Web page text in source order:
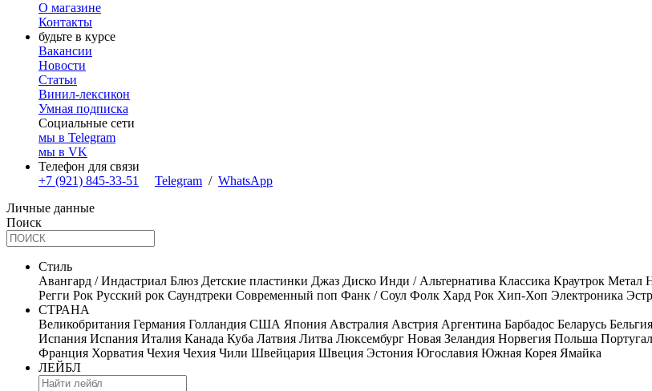
О магазине
Контакты
будьте в курсе
Вакансии
Новости
Статьи
Винил-лексикон
Умная подписка
Социальные сети
мы в Telegram
мы в VK
Телефон для связи
+7 (921) 845-33-51
Telegram / WhatsApp
Личные данные
Поиск
Стиль
Авангард / Индастриал Блюз Детские пластинки Джаз Диско Инди / Альтернатива Классика Краутрок Метал
Регги Рок Русский рок Саундтреки Современный поп Фанк / Соул Фолк Хард Рок Хип-Хоп Электроника
СТРАНА
Великобритания Германия Голландия США Япония Австралия Австрия Аргентина Барбадос Беларусь Бельгия
Испания Испания Италия Канада Куба Латвия Литва Люксембург Новая Зеландия Норвегия Польша
Франция Хорватия Чехия Чехия Чили Швейцария Швеция Эстония Югославия Южная Корея Ямайка
ЛЕЙБЛ